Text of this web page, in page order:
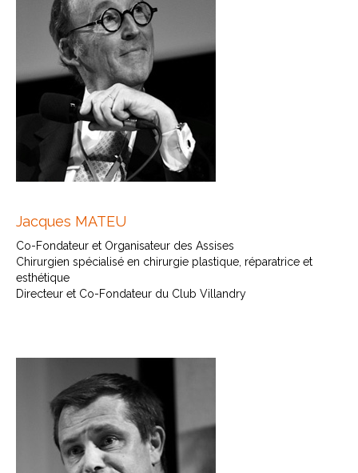
Jacques MATEU
Co-Fondateur et Organisateur des Assises
Chirurgien spécialisé en chirurgie plastique, réparatrice et
esthétique
Directeur et Co-Fondateur du Club Villandry